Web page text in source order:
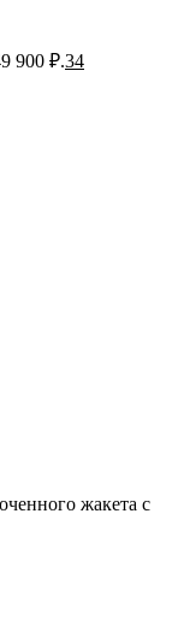
900 ₽.34
жакета с